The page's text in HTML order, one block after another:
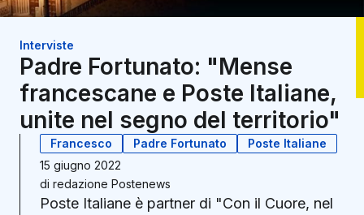
Interviste
Padre Fortunato: "Mense
francescane e Poste Italiane,
unite nel segno del territorio"
Francesco Padre Fortunato
Poste Italiane
15 giugno 2022
di redazione Postenews
Poste Italiane è partner di "Con il Cuore, nel